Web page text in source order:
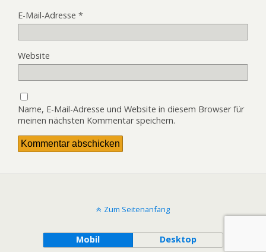
E-Mail-Adresse *
Website
Name, E-Mail-Adresse und Website in diesem Browser für
meinen nächsten Kommentar speichern.
Zum Seitenanfang
Mobil Desktop